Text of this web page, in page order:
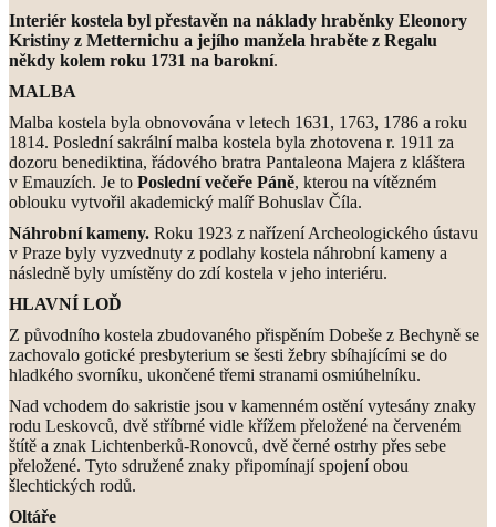
Interiér kostela byl přestavěn na náklady hraběnky Eleonory
Kristiny z Metternichu a jejího manžela hraběte z Regalu
někdy kolem roku 1731 na barokní.
MALBA
Malba kostela byla obnovována v letech 1631, 1763, 1786 a roku
1814. Poslední sakrální malba kostela byla zhotovena r. 1911 za
dozoru benediktina, řádového bratra Pantaleona Majera z kláštera
v Emauzích. Je to Poslední večeře Páně, kterou na vítězném
oblouku vytvořil akademický malíř Bohuslav Číla.
Náhrobní kameny. Roku 1923 z nařízení Archeologického ústavu
v Praze byly vyzvednuty z podlahy kostela náhrobní kameny a
následně byly umístěny do zdí kostela v jeho interiéru.
HLAVNÍ LOĎ
Z původního kostela zbudovaného přispěním Dobeše z Bechyně se
zachovalo gotické presbyterium se šesti žebry sbíhajícími se do
hladkého svorníku, ukončené třemi stranami osmiúhelníku.
Nad vchodem do sakristie jsou v kamenném ostění vytesány znaky
rodu Leskovců, dvě stříbrné vidle křížem přeložené na červeném
štítě a znak Lichtenberků-Ronovců, dvě černé ostrhy přes sebe
přeložené. Tyto sdružené znaky připomínají spojení obou
šlechtických rodů.
Oltáře